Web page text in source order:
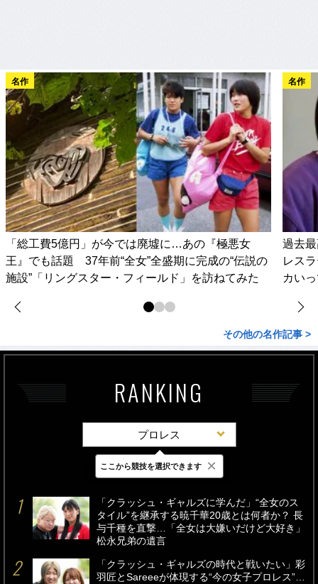
名作
「総工費5億円」が今では廃墟に…あの『極悪女
王』でも話題 37年前“全女”全盛期に完成の“伝説の
施設”「リングスター・フィールド」を訪ねてみた
名作
過去
レス
カい
その他の名作記事 >
RANKING
プロレス
最新 24時間 週間
「クラッシュ・ギャルズに学んだ」“全女のス
タイル”を継承する暁千華20歳とは何者か？ 長
与千種を直撃…「全女は大嫌いだけど大好き」
松永兄弟の遺言
「クラッシュ・ギャルズの時代と戦いたい」彩
羽匠とSareeeが体現する“今の女子プロレス”…
ここから競技を選択できます ×